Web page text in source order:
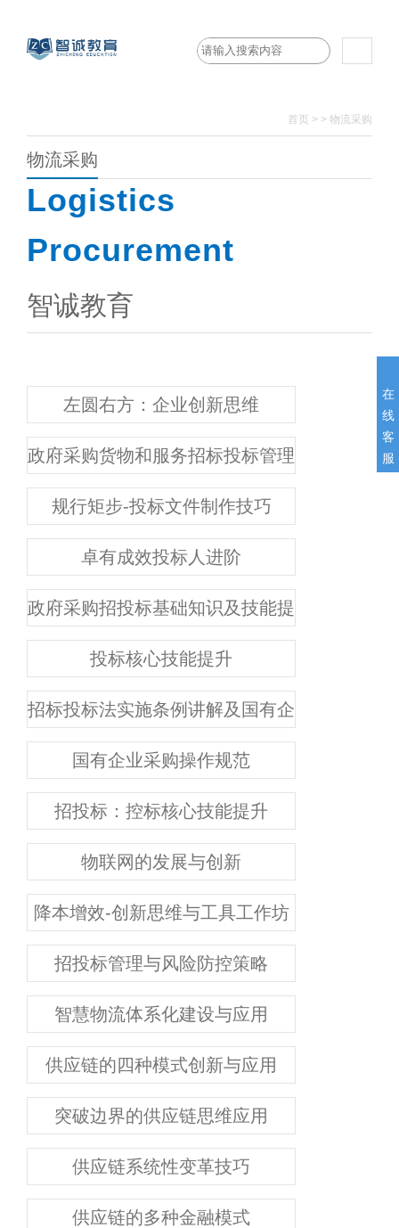
首页 > > 物流采购
物流采购
Logistics
Procurement
智诚教育
左圆右方：企业创新思维
政府采购货物和服务招标投标管理办法解读
规行矩步-投标文件制作技巧
卓有成效投标人进阶
政府采购招投标基础知识及技能提升
投标核心技能提升
招标投标法实施条例讲解及国有企业采购实务
国有企业采购操作规范
招投标：控标核心技能提升
物联网的发展与创新
降本增效-创新思维与工具工作坊
招投标管理与风险防控策略
智慧物流体系化建设与应用
供应链的四种模式创新与应用
突破边界的供应链思维应用
供应链系统性变革技巧
供应链的多种金融模式
在
线
客
服